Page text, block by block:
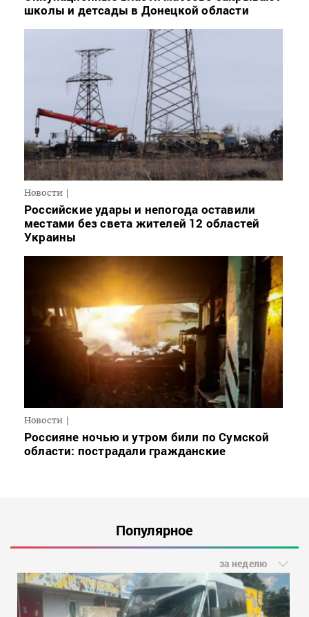
школы и детсады в Донецкой области
Новости
Российские удары и непогода оставили
местами без света жителей 12 областей
Украины
Новости
Россияне ночью и утром били по Сумской
области: пострадали гражданские
Популярное
за неделю